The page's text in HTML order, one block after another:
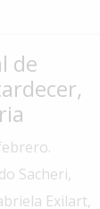
de
Sacheri,
Exilart,